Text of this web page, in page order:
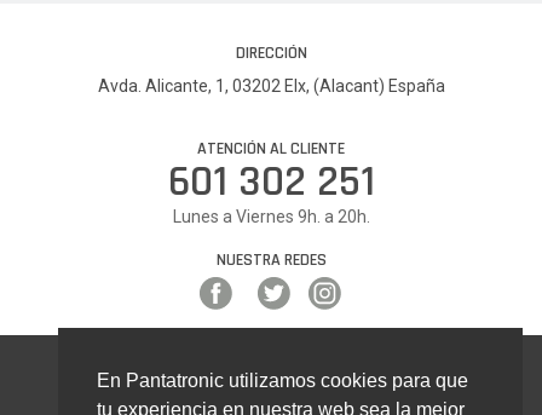
En Pantatronic utilizamos cookies para que
tu experiencia en nuestra web sea la mejor
DIRECCIÓN
Avda. Alicante, 1, 03202 Elx, (Alacant) España
ATENCIÓN AL CLIENTE
601 302 251
Lunes a Viernes 9h. a 20h.
NUESTRA REDES
Términos y Condiciones